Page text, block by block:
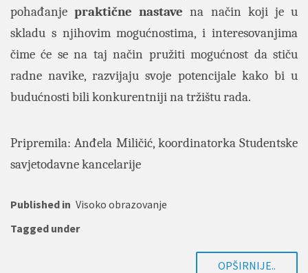
pohađanjepraktične nastavena način koji je u
skladu s njihovim mogućnostima, i interesovanjima
čime će se na taj način pružiti mogućnost da stiču
radne navike, razvijaju svoje potencijale kako bi u
budućnosti bili konkurentniji na tržištu rada.
Pripremila: Anđela Miličić, koordinatorka Studentske
savjetodavne kancelarije
Published in Visoko obrazovanje
Tagged under
OPŠIRNIJE..